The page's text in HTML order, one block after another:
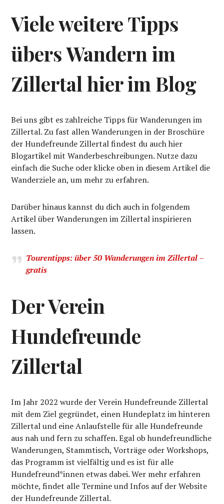
Viele weitere Tipps
übers Wandern im
Zillertal hier im Blog
Bei uns gibt es zahlreiche Tipps für Wanderungen im
Zillertal. Zu fast allen Wanderungen in der Broschüre
der Hundefreunde Zillertal findest du auch hier
Blogartikel mit Wanderbeschreibungen. Nutze dazu
einfach die Suche oder klicke oben in diesem Artikel die
Wanderziele an, um mehr zu erfahren.
Darüber hinaus kannst du dich auch in folgendem
Artikel über Wanderungen im Zillertal inspirieren
lassen.
Tourentipps: über 50 Wanderungen im Zillertal –
gratis
Der Verein
Hundefreunde
Zillertal
Im Jahr 2022 wurde der Verein Hundefreunde Zillertal
mit dem Ziel gegründet, einen Hundeplatz im hinteren
Zillertal und eine Anlaufstelle für alle Hundefreunde
aus nah und fern zu schaffen. Egal ob hundefreundliche
Wanderungen, Stammtisch, Vorträge oder Workshops,
das Programm ist vielfältig und es ist für alle
Hundefreund*innen etwas dabei. Wer mehr erfahren
möchte, findet alle Termine und Infos auf der Website
der Hundefreunde Zillertal.